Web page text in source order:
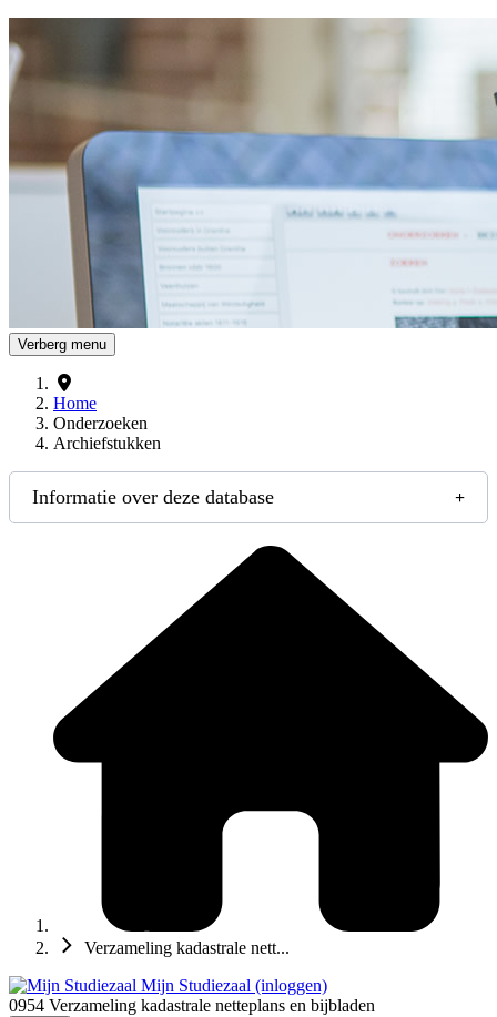
Drents Archief
Verberg menu
Home
Onderzoeken
Archiefstukken
Informatie over deze database
Verzameling kadastrale nett...
Mijn Studiezaal (inloggen)
0954 Verzameling kadastrale netteplans en bijbladen